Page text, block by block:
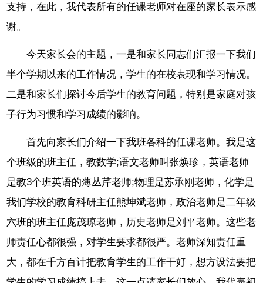
支持，在此，我代表所有的任课老师对在座的家长表示感
谢。
今天家长会的主题，一是和家长同志们汇报一下我们
半个学期以来的工作情况，学生的在校表现和学习情况。
二是和家长们探讨今后学生的教育问题，特别是家庭对孩
子行为习惯和学习成绩的影响。
首先向家长们介绍一下我班各科的任课老师。我是这
个班级的班主任，教数学;语文老师叫张焕珍，英语老师
是教3个班英语的薄丛芹老师;物理是苏承刚老师，化学是
我们学校的教育科研主任熊坤斌老师，政治老师是二年级
六班的班主任庞茂琼老师，历史老师是刘平老师。这些老
师责任心都很强，对学生要求都很严。老师深知责任重
大，都在千方百计把教育学生的工作干好，想方设法要把